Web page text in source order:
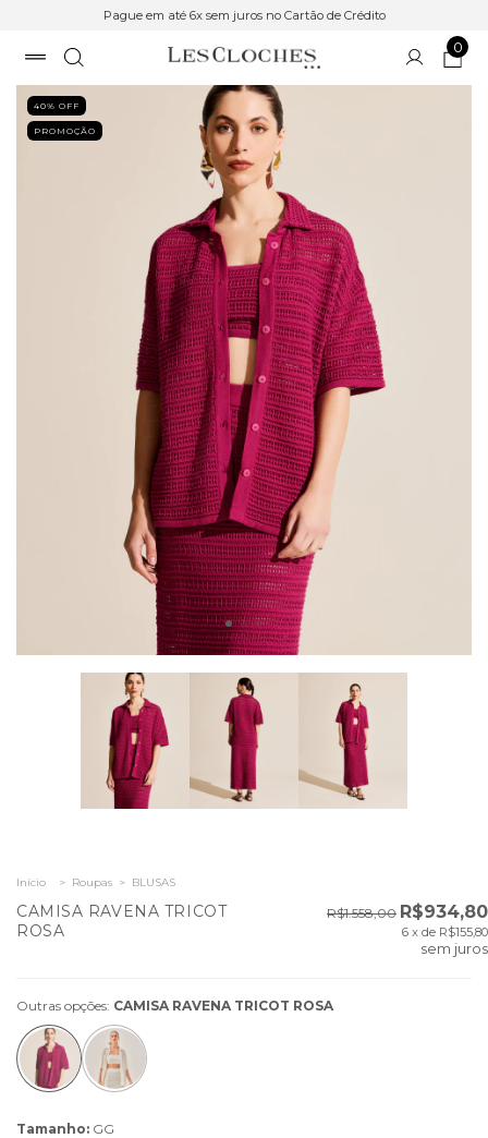
Pague em até 6x sem juros no Cartão de Crédito
0
40% OFF
PROMOÇÃO
Início > Roupas > BLUSAS
CAMISA RAVENA TRICOT
ROSA
R$1.558,00 R$934,80
6 x de R$155,80
sem juros
Outras opções: CAMISA RAVENA TRICOT ROSA
Tamanho: GG